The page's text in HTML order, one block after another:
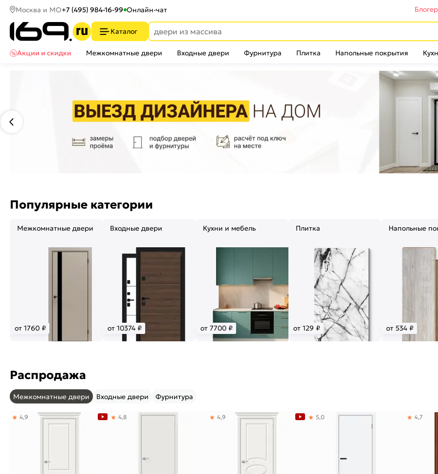
Москва и МО+7 (495) 984-16-99 Онлайн-чат
Каталог
Акции и скидки
Межкомнатные двери Входные двери Фурнитура Плитка Напольные покрытия
Популярные категории
Межкомнатные двери
от 1760 ₽
Входные двери
от 10374 ₽
Кухни и мебель
от 7700 ₽
Плитка
от 129 ₽
Напольные
от 534 ₽
Распродажа
Межкомнатные двери Входные двери Фурнитура
4,9 4,8 4,9 5,0 4,7